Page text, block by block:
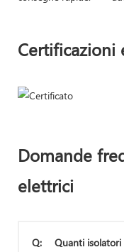
Certificazioni
Domande
elettrici
Q:
Quanti isolatori